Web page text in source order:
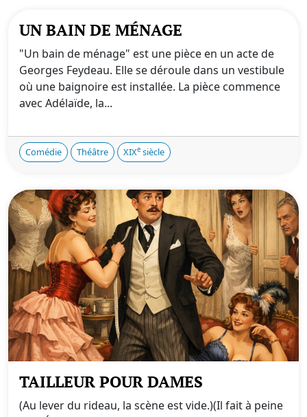
UN BAIN DE MÉNAGE
"Un bain de ménage" est une pièce en un acte de
Georges Feydeau. Elle se déroule dans un vestibule
où une baignoire est installée. La pièce commence
avec Adélaïde, la...
Comédie Théâtre XIXe siècle
TAILLEUR POUR DAMES
(Au lever du rideau, la scène est vide.)(Il fait à peine